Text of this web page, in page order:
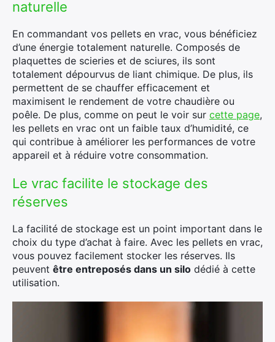
naturelle
En commandant vos pellets en vrac, vous bénéficiez
d’une énergie totalement naturelle. Composés de
plaquettes de scieries et de sciures, ils sont
totalement dépourvus de liant chimique. De plus, ils
permettent de se chauffer efficacement et
maximisent le rendement de votre chaudière ou
poêle. De plus, comme on peut le voir sur cette page,
les pellets en vrac ont un faible taux d’humidité, ce
qui contribue à améliorer les performances de votre
appareil et à réduire votre consommation.
Le vrac facilite le stockage des
réserves
La facilité de stockage est un point important dans le
choix du type d’achat à faire. Avec les pellets en vrac,
vous pouvez facilement stocker les réserves. Ils
peuvent être entreposés dans un silo dédié à cette
utilisation.